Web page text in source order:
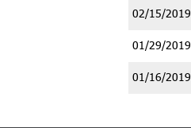
02/15/2019
01/29/2019
01/16/2019